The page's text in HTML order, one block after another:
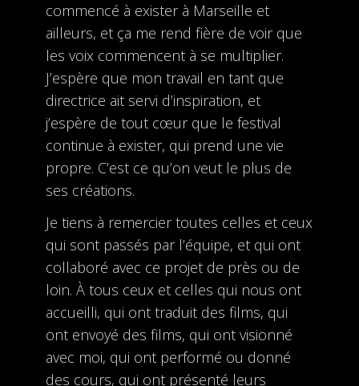
commencé à exister à Marseille et
ailleurs, et ça me rend fière de voir que
les voix commencent à se multiplier.
J’espère que mon travail en tant que
directrice ait servi d’inspiration, et
j’espère de tout cœur que le festival
continue à exister, qui prend une vie
propre. C’est ce qu’on veut le plus de
ses créations.
Je tiens à remercier toutes celles et ceux
qui sont passés par l’équipe, et qui ont
collaboré avec ce projet de près ou de
loin. À tous ceux et celles qui nous ont
accueilli, qui ont traduit des films, qui
ont envoyé des films, qui ont visionné
avec moi, qui ont performé ou donné
des cours, qui ont présenté leurs